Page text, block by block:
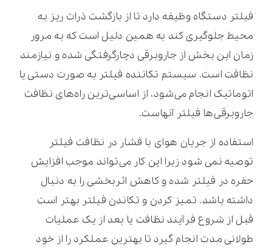
فیلتر دستگاه وظیفه دارد تا از بازگشت ذرات ریز به
محیط جلوگیری کند به همین دلیل است که به مرور
زمان این بخش از جاروبرقی دچارگرفتگی شده و نیازمند
نظافت است. سیستم تکاننده فیلتر به صورت دستی یا
اتوماتیک انجام می‌شود، از اساسی‌ترین راه‌های نظافت
جاروبرقی‌ها فیلتر آنهاست.
استفاده از جریان هوای با فشار در نظافت فیلتر
توصیه نمی شود زیرا این کار می‌تواند موجب افزایش
حفره در فیلتر شده و کاهش اثربخشی را به دنبال
داشته باشد. تمیز کردن و تکاندن فیلتر بهتر است
قبل از شروع فرآیند نظافت یا بعد از یک عملیات
طولانی مدت انجام گیرد تا بهترین عملکرد را از خود